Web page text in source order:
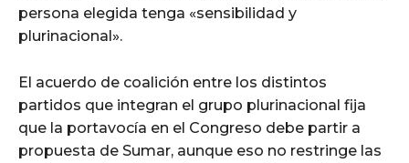
persona elegida tenga «sensibilidad y
plurinacional».
El acuerdo de coalición entre los distintos
partidos que integran el grupo plurinacional fija
que la portavocía en el Congreso debe partir a
propuesta de Sumar, aunque eso no restringe las